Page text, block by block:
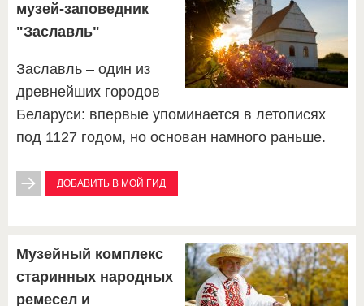
музей-заповедник
"Заславль"
Заславль – один из
древнейших городов
Беларуси: впервые упоминается в летописях
под 1127 годом, но основан намного раньше.
ДОБАВИТЬ В МОЙ ГИД
Музейный комплекс
старинных народных
ремесел и